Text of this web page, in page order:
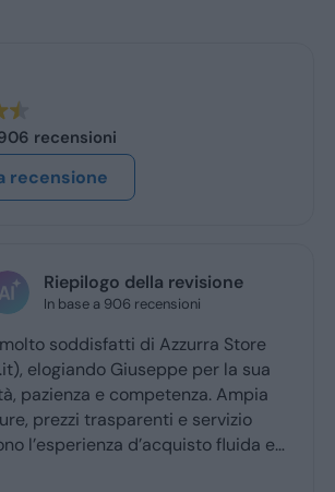
recensioni
recensione
Riepilogo della revisione
In base a 906 recensioni
soddisfatti di Azzurra Store
elogiando Giuseppe per la sua
pazienza e competenza. Ampia
prezzi trasparenti e servizio
l’esperienza d’acquisto fluida e
maggior parte degli utenti.